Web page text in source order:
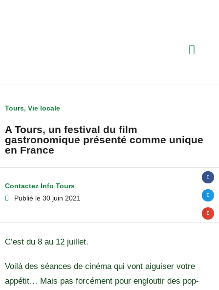
Tours, Vie locale
A Tours, un festival du film
gastronomique présenté comme unique
en France
Contactez Info Tours
Publié le 30 juin 2021
C’est du 8 au 12 juillet.
Voilà des séances de cinéma qui vont aiguiser votre
appétit… Mais pas forcément pour engloutir des pop-